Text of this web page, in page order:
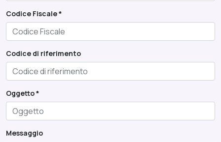
Codice Fiscale *
Codice di riferimento
Oggetto *
Messaggio